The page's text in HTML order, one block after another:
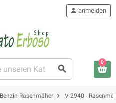
search
person anmelden
0
Benzin-Rasenmäher chevron_right V-2940 -